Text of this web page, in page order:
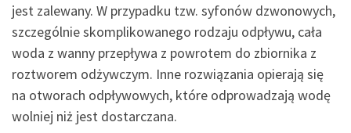
jest zalewany. W przypadku tzw. syfonów dzwonowych,
szczególnie skomplikowanego rodzaju odpływu, cała
woda z wanny przepływa z powrotem do zbiornika z
roztworem odżywczym. Inne rozwiązania opierają się
na otworach odpływowych, które odprowadzają wodę
wolniej niż jest dostarczana.